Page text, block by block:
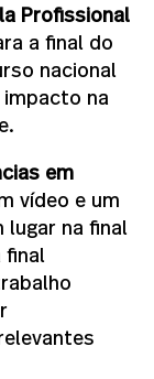
Profissional
a final do
nacional
na
em
vídeo e um
na final
final